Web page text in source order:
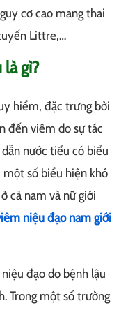
cơ cao mang thai
Littre,…
là gì?
hiểm, đặc trưng bởi
đến viêm do sự tác
nước tiểu có biểu
một số biểu hiện khó
cả nam và nữ giới
niệu đạo nam giới
đạo do bệnh lậu
Trong một số trường